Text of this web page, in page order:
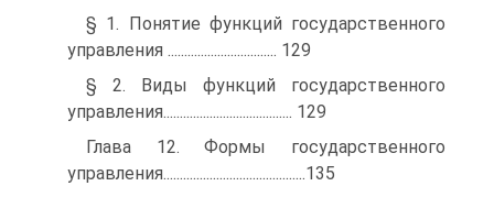
§ 1. Понятие функций государственного
управления ................................. 129
§ 2. Виды функций государственного
управления....................................... 129
Глава 12. Формы государственного
управления...........................................135